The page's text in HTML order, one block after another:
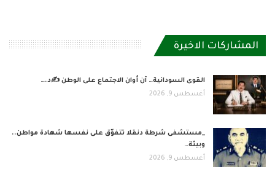
المشاركات الاخيرة
القوى السودانية… آن أوان الاجتماع على الوطن ✍️د.…
أغسطس 9, 2026
_مستشفى شرطة دنقلا تتفوّق على نفسها شهادة مواطن..
وبيئة…
أغسطس 9, 2026